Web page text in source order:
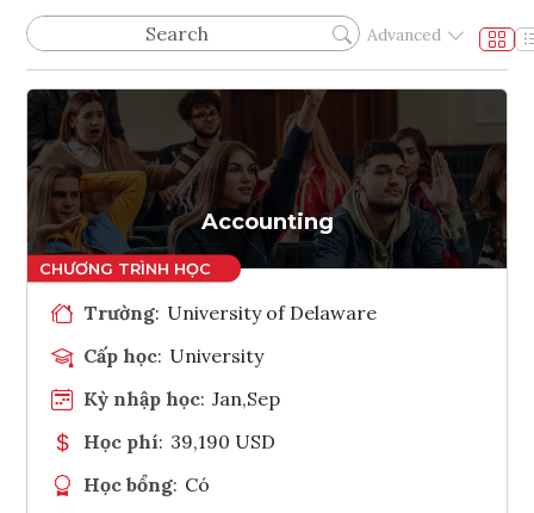
Advanced
Accounting
Trường: University of Delaware
Cấp học: University
Kỳ nhập học: Jan,Sep
Học phí: 39,190 USD
Học bổng: Có